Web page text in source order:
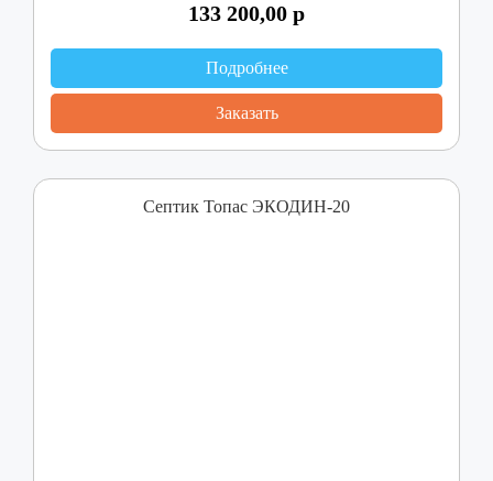
133 200,00 р
Подробнее
Заказать
Септик Топас ЭКОДИН-20